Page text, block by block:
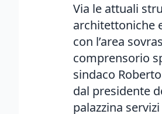
Via le attuali
architettoniche
con l’area
comprensorio
sindaco
dal presidente
palazzina